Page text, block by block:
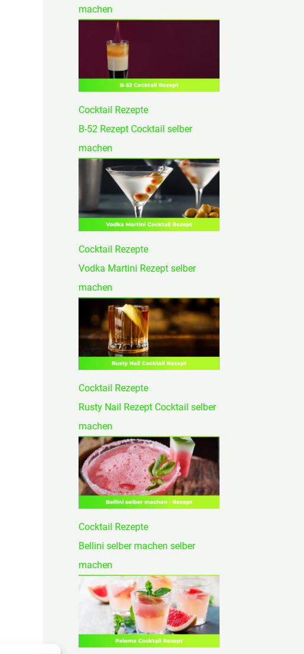
machen
Cocktail Rezepte
B-52 Rezept Cocktail selber
machen
Cocktail Rezepte
Vodka Martini Rezept selber
machen
Cocktail Rezepte
Rusty Nail Rezept Cocktail selber
machen
Cocktail Rezepte
Bellini selber machen selber
machen